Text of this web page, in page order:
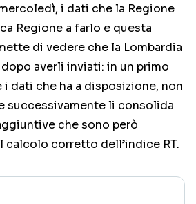
i dati che la Regione
Regione a farlo e questa
di vedere che la Lombardia
averli inviati: in un primo
dati che ha a disposizione, non
successivamente li consolida
che sono però
calcolo corretto dell’indice RT.